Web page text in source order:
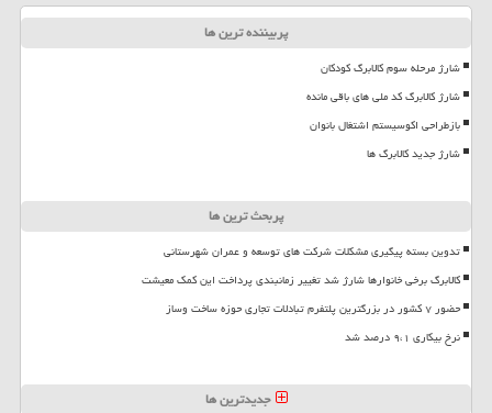
پربیننده ترین ها
شارژ مرحله سوم کالابرگ کودکان
شارژ کالابرگ کد ملی های باقی مانده
بازطراحی اکوسیستم اشتغال بانوان
شارژ جدید کالابرگ ها
پربحث ترین ها
تدوین بسته پیگیری مشکلات شرکت های توسعه و عمران شهرستانی
کالابرگ برخی خانوارها شارژ شد تغییر زمانبندی پرداخت این کمک معیشت
حضور ۷ کشور در بزرگترین پلتفرم تبادلات تجاری حوزه ساخت وساز
نرخ بیکاری ۹،۱ درصد شد
جدیدترین ها